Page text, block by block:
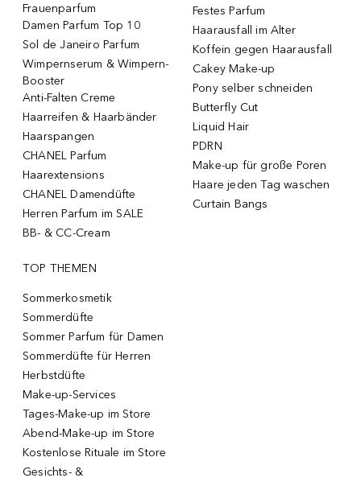
Frauenparfum
Damen Parfum Top 10
Sol de Janeiro Parfum
Wimpernserum & Wimpern-
Booster
Anti-Falten Creme
Haarreifen & Haarbänder
Haarspangen
CHANEL Parfum
Haarextensions
CHANEL Damendüfte
Herren Parfum im SALE
BB- & CC-Cream
Festes Parfum
Haarausfall im Alter
Koffein gegen Haarausfall
Cakey Make-up
Pony selber schneiden
Butterfly Cut
Liquid Hair
PDRN
Make-up für große Poren
Haare jeden Tag waschen
Curtain Bangs
TOP THEMEN
Sommerkosmetik
Sommerdüfte
Sommer Parfum für Damen
Sommerdüfte für Herren
Herbstdüfte
Make-up-Services
Tages-Make-up im Store
Abend-Make-up im Store
Kostenlose Rituale im Store
Gesichts- &